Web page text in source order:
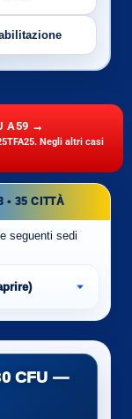
A59 →
Negli altri casi
• 35 CITTÀ
seguenti sedi
CFU —